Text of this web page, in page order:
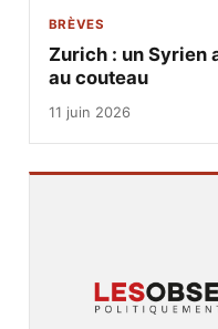
BRÈVES
Zurich : un Syrien
au couteau
11 juin 2026